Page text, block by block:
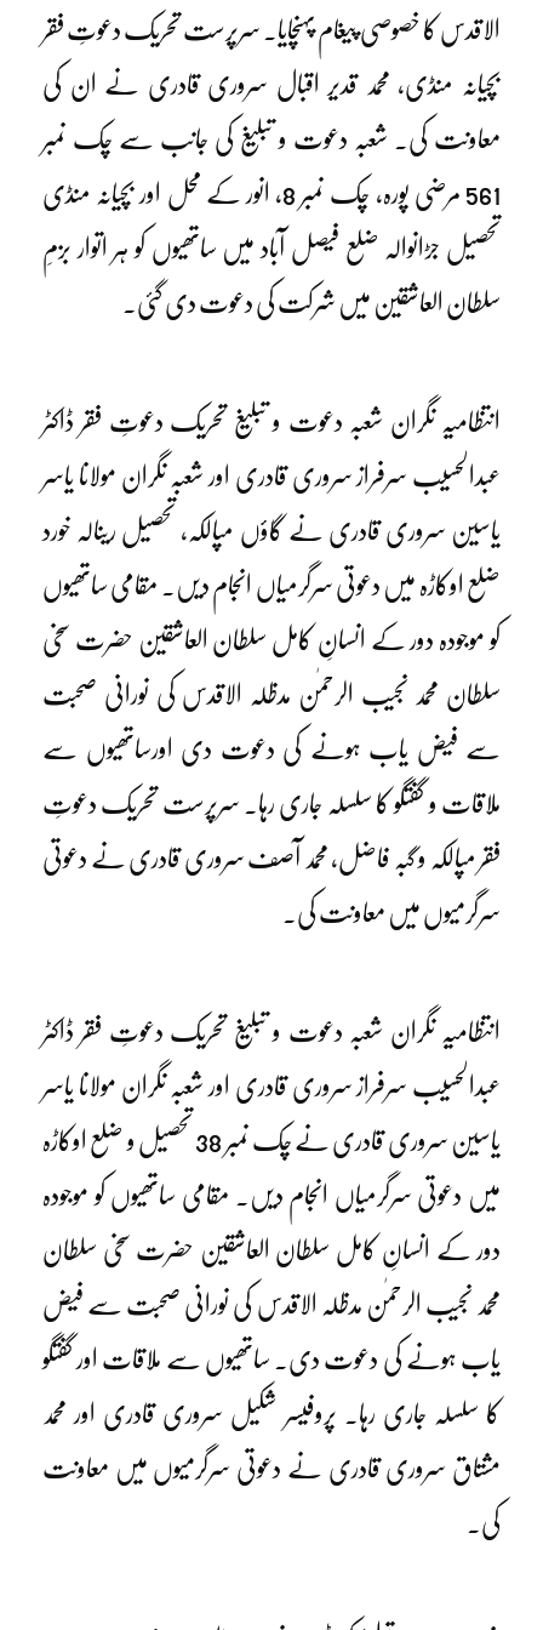
الاقدس کا خصوصی پیغام پہنچایا۔ سرپرست تحریک دعوتِ فقر
بچیانہ منڈی، محمد قدیر اقبال سروری قادری نے ان کی
معاونت کی۔ شعبہ دعوت و تبلیغ کی جانب سے چک نمبر
561 مرضی پورہ، چک نمبر 8، انور کے محل اور بچیانہ منڈی
تحصیل جڑانوالہ ضلع فیصل آباد میں ساتھیوں کو ہر اتوار بزمِ
سلطان العاشقین میں شرکت کی دعوت دی گئی۔
انتظامیہ نگران شعبہ دعوت و تبلیغ تحریک دعوتِ فقر ڈاکٹر
عبدالحسیب سرفراز سروری قادری اور شعبہ نگران مولانا یاسر
یاسین سروری قادری نے گاؤں مپالکہ، تحصیل رینالہ خورد
ضلع اوکاڑہ میں دعوتی سرگرمیاں انجام دیں۔ مقامی ساتھیوں
کو موجودہ دور کے انسانِ کامل سلطان العاشقین حضرت سخی
سلطان محمد نجیب الرحمٰن مدظلہ الاقدس کی نورانی صحبت
سے فیض یاب ہونے کی دعوت دی اورساتھیوں سے
ملاقات و گفتگو کا سلسلہ جاری رہا۔ سرپرست تحریک دعوتِ
فقر مپالکہ و گبہ فاضل، محمد آصف سروری قادری نے دعوتی
سرگرمیوں میں معاونت کی۔
انتظامیہ نگران شعبہ دعوت و تبلیغ تحریک دعوتِ فقر ڈاکٹر
عبدالحسیب سرفراز سروری قادری اور شعبہ نگران مولانا یاسر
یاسین سروری قادری نے چک نمبر 38 تحصیل و ضلع اوکاڑہ
میں دعوتی سرگرمیاں انجام دیں۔ مقامی ساتھیوں کو موجودہ
دور کے انسانِ کامل سلطان العاشقین حضرت سخی سلطان
محمد نجیب الرحمٰن مدظلہ الاقدس کی نورانی صحبت سے فیض
یاب ہونے کی دعوت دی۔ ساتھیوں سے ملاقات اور گفتگو
کا سلسلہ جاری رہا۔ پروفیسر شکیل سروری قادری اور محمد
مشتاق سروری قادری نے دعوتی سرگرمیوں میں معاونت
کی۔